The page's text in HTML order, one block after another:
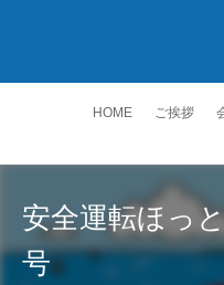
HOME ご挨拶
勧誘方針・個人情報保護方針 交
安全運転ほっ
号